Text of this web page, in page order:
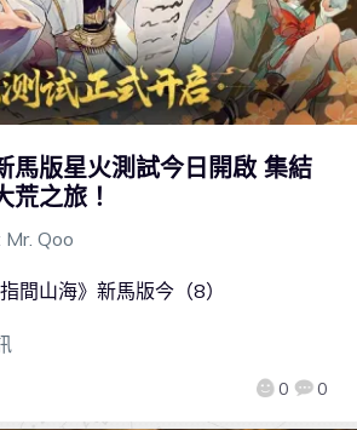
馬版星火測試今日開啟 集結
荒之旅！
Mr. Qoo
0 0
間山海》新馬版今（8）